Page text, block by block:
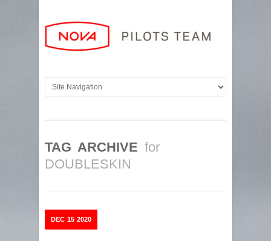
TAG ARCHIVE for
DOUBLESKIN
DEC 15 2020